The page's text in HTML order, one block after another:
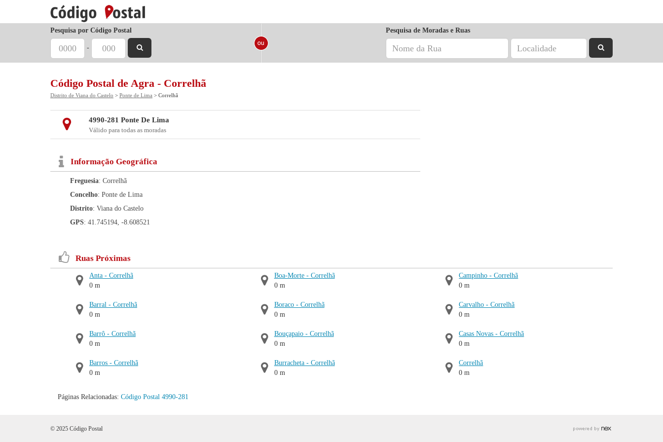
Pesquisa por Código Postal
-
Pesquisa de Moradas e Ruas
Código Postal de Agra - Correlhã
Distrito de Viana do Castelo > Ponte de Lima > Correlhã
4990-281 Ponte De Lima
Válido para todas as moradas
Informação Geográfica
Freguesia: Correlhã
Concelho: Ponte de Lima
Distrito: Viana do Castelo
GPS: 41.745194, -8.608521
Ruas Próximas
Anta - Correlhã
0 m
Barral - Correlhã
0 m
Barrô - Correlhã
0 m
Barros - Correlhã
0 m
Boa-Morte - Correlhã
0 m
Boraco - Correlhã
0 m
Bouçapaio - Correlhã
0 m
Burracheta - Correlhã
0 m
Campinho - Correlhã
0 m
Carvalho - Correlhã
0 m
Casas Novas - Correlhã
0 m
Correlhã
0 m
Páginas Relacionadas: Código Postal 4990-281
© 2025 Código Postal